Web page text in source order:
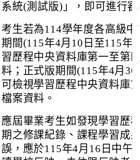
系統(測試版)」，即可進行
考生若為114學年度各高級
期間(115年4月10日至115年
習歷程中央資料庫第一至第
料；正式版期間(115年4月
可檢視學習歷程中央資料庫
檔案資料。
應屆畢業考生如發現學習歷
期之修課紀錄、課程學習成
誤，應於115年4月16日中午